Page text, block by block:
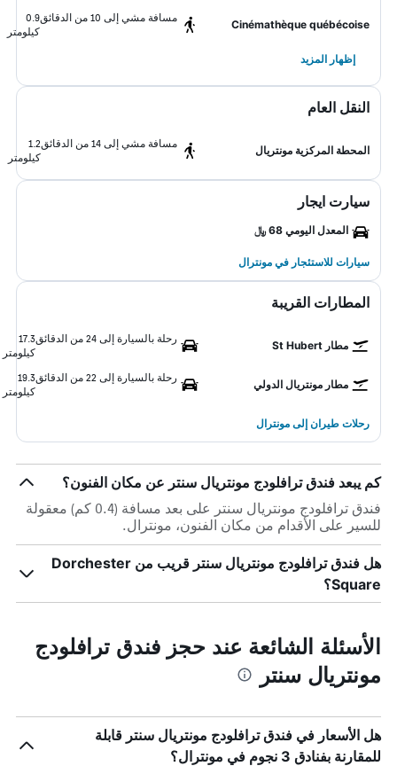
Cinémathèque québécoise
مسافة مشي إلى 10 من الدقائق
0.9
كيلومتر
إظهار المزيد
النقل العام
المحطة المركزية مونتريال
مسافة مشي إلى 14 من الدقائق
1.2
كيلومتر
سيارت ايجار
المعدل اليومي 68 ﷼
سيارات للاستئجار في مونترال
المطارات القريبة
مطار St Hubert
رحلة بالسيارة إلى 24 من الدقائق
17.3
كيلومتر
مطار مونتريال الدولي
رحلة بالسيارة إلى 22 من الدقائق
19.3
كيلومتر
رحلات طيران إلى مونترال
كم يبعد فندق ترافلودج مونتريال سنتر عن مكان الفنون؟
فندق ترافلودج مونتريال سنتر على بعد مسافة (0.4 كم) معقولة
للسير على الأقدام من مكان الفنون، مونترال.
هل فندق ترافلودج مونتريال سنتر قريب من Dorchester
Square؟
الأسئلة الشائعة عند حجز فندق ترافلودج
مونتريال سنتر
هل الأسعار في فندق ترافلودج مونتريال سنتر قابلة
للمقارنة بفنادق 3 نجوم في مونترال؟